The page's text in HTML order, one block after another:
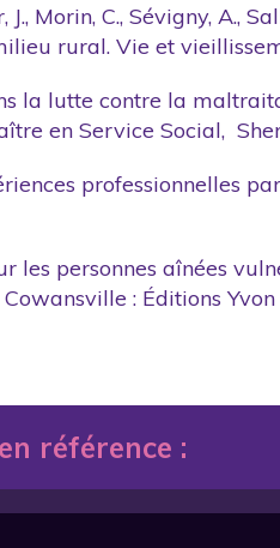
référence :
Morin, C., Sévigny, A.,
rural. Vie et
la lutte contre la
en Service Social,
professionnelles
les personnes aînées
: Éditions Yvon